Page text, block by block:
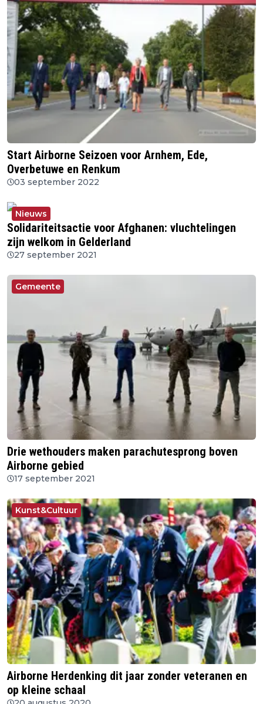
Start Airborne Seizoen voor Arnhem, Ede,
Overbetuwe en Renkum
03 september 2022
Nieuws
Solidariteitsactie voor Afghanen: vluchtelingen
zijn welkom in Gelderland
27 september 2021
Gemeente
Drie wethouders maken parachutesprong boven
Airborne gebied
17 september 2021
Kunst&Cultuur
Airborne Herdenking dit jaar zonder veteranen en
op kleine schaal